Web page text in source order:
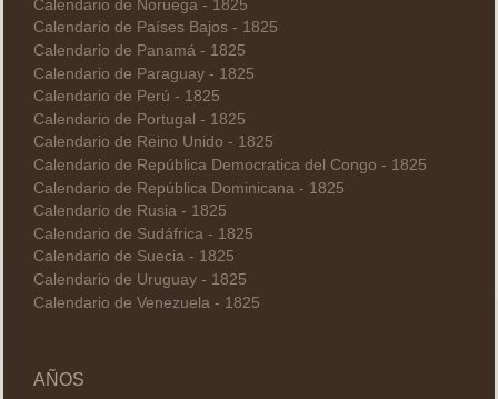
Calendario de Noruega - 1825
Calendario de Países Bajos - 1825
Calendario de Panamá - 1825
Calendario de Paraguay - 1825
Calendario de Perú - 1825
Calendario de Portugal - 1825
Calendario de Reino Unido - 1825
Calendario de República Democratica del Congo - 1825
Calendario de República Dominicana - 1825
Calendario de Rusia - 1825
Calendario de Sudáfrica - 1825
Calendario de Suecia - 1825
Calendario de Uruguay - 1825
Calendario de Venezuela - 1825
AÑOS